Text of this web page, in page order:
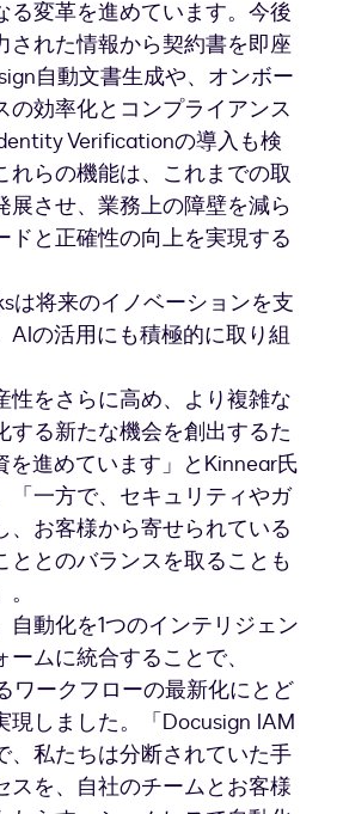
る変革を進めています。今後
された情報から契約書を即座
自動文書生成や、オンボー
の効率化とコンプライアンス
Verificationの導入も検
れらの機能は、これまでの取
展させ、業務上の障壁を減ら
ドと正確性の向上を実現する
は将来のイノベーションを支
AIの活用にも積極的に取り組
性をさらに高め、より複雑な
する新たな機会を創出するた
を進めています」とKinnear氏
「一方で、セキュリティやガ
、お客様から寄せられている
ととのバランスを取ることも
自動化を1つのインテリジェン
ームに統合することで、
ワークフローの最新化にとど
現しました。「Docusign IAM
、私たちは分断されていた手
スを、自社のチームとお客様